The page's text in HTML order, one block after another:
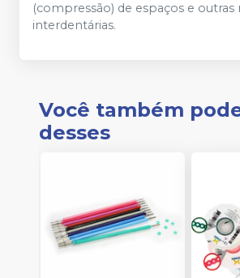
(compressão) de espaços e
interdentárias.
Você também
desses